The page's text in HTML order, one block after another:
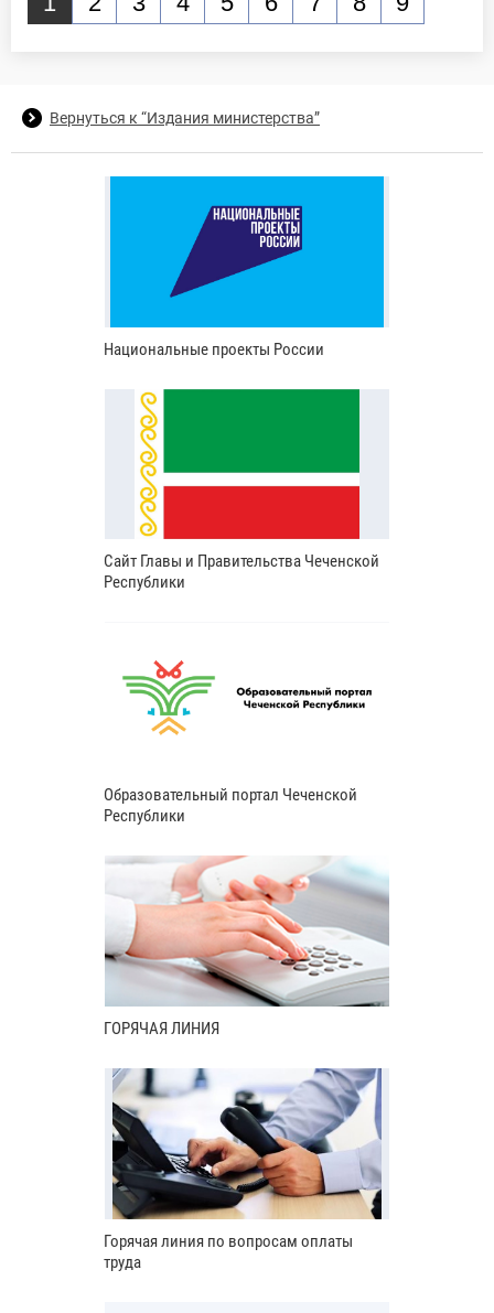
Вернуться к “Издания министерства”
Национальные проекты России
Сайт Главы и Правительства Чеченской
Республики
Образовательный портал Чеченской
Республики
ГОРЯЧАЯ ЛИНИЯ
Горячая линия по вопросам оплаты
труда